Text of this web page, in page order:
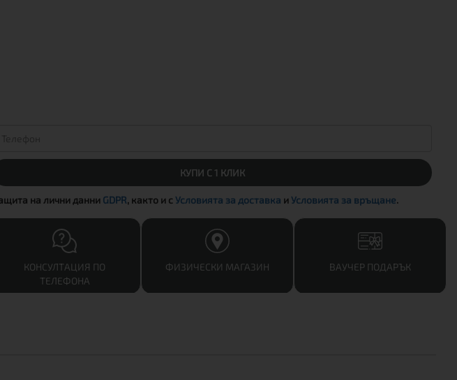
КУПИ С 1 КЛИК
на лични данни GDPR, както и сУсловията за доставка иУсловията за връщане.
КОНСУЛТАЦИЯ ПО
ТЕЛЕФОНА
ФИЗИЧЕСКИ МАГАЗИН ВАУЧЕР ПОДАРЪК